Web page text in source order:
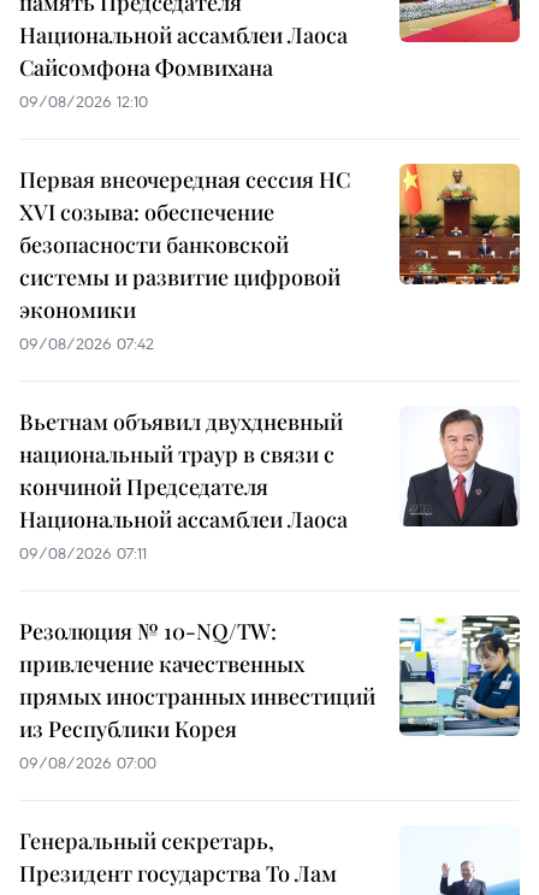
Национальной ассамблеи Лаоса
Сайсомфона Фомвихана
09/08/2026 12:10
Первая внеочередная сессия НС
XVI созыва: обеспечение
безопасности банковской
системы и развитие цифровой
экономики
09/08/2026 07:42
Вьетнам объявил двухдневный
национальный траур в связи с
кончиной Председателя
Национальной ассамблеи Лаоса
09/08/2026 07:11
Резолюция № 10-NQ/TW:
привлечение качественных
прямых иностранных инвестиций
из Республики Корея
09/08/2026 07:00
Генеральный секретарь,
Президент государства То Лам